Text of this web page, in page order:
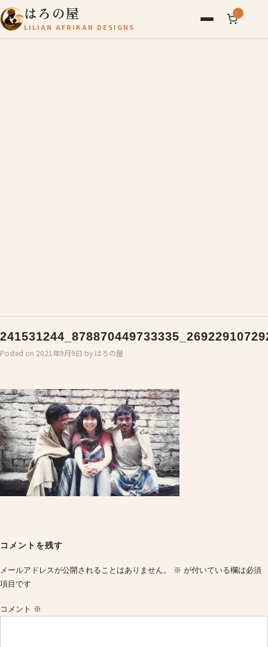
はろの屋
LILIAN AFRIKAN DESIGNS
Posted on 2021年9月9日 by はろの屋
navigation
コメントを残す
メールアドレスが公開されることはありません。 ※ が付いている欄は必須
項目です
コメント ※